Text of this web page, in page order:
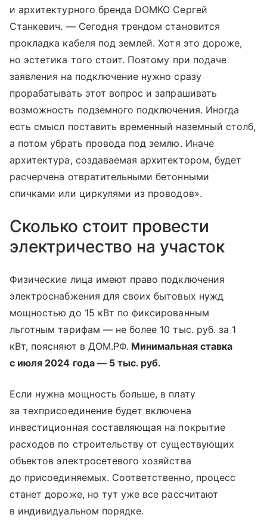
и архитектурного бренда DOMKO Сергей
Станкевич. — Сегодня трендом становится
прокладка кабеля под землей. Хотя это дороже,
но эстетика того стоит. Поэтому при подаче
заявления на подключение нужно сразу
прорабатывать этот вопрос и запрашивать
возможность подземного подключения. Иногда
есть смысл поставить временный наземный столб,
а потом убрать провода под землю. Иначе
архитектура, создаваемая архитектором, будет
расчерчена отвратительными бетонными
спичками или циркулями из проводов».
Сколько стоит провести
электричество на участок
Физические лица имеют право подключения
электроснабжения для своих бытовых нужд
мощностью до 15 кВт по фиксированным
льготным тарифам — не более 10 тыс. руб. за 1
кВт, поясняют в ДОМ.РФ. Минимальная ставка
с июля 2024 года — 5 тыс. руб.
Если нужна мощность больше, в плату
за техприсоединение будет включена
инвестиционная составляющая на покрытие
расходов по строительству от существующих
объектов электросетевого хозяйства
до присоединяемых. Соответственно, процесс
станет дороже, но тут уже все рассчитают
в индивидуальном порядке.